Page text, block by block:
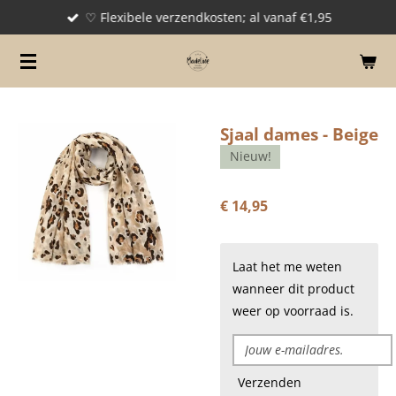
naar
de
♡ Flexibele verzendkosten; al vanaf €1,95
Sjaal dames - Beige
Nieuw!
€ 14,95
Laat het me weten
wanneer dit product
weer op voorraad is.
Verzenden